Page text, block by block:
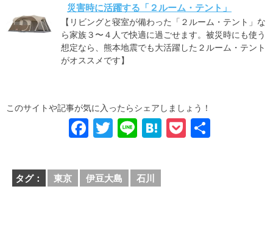
災害時に活躍する「２ルーム・テント」
【リビングと寝室が備わった「２ルーム・テント」な
ら家族３〜４人で快適に過ごせます。被災時にも使う
想定なら、熊本地震でも大活躍した２ルーム・テント
がオススメです】
このサイトや記事が気に入ったらシェアしましょう！
F
c
e
T
tt
er
Li
e
H P
タグ： 東京 伊豆大島 石川